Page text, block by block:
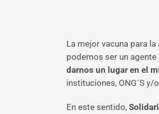
La mejor vacuna para
podemos ser un
darnos un lugar en el
instituciones, ONG´S y/
En este sentido,